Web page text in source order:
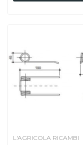
L'AGRICOLA RICAMBI